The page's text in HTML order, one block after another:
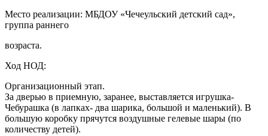
Место реализации: МБДОУ «Чечеульский детский сад»,
группа раннего
возраста.
Ход НОД:
Организационный этап.
За дверью в приемную, заранее, выставляется игрушка-
Чебурашка (в лапках- два шарика, большой и маленький). В
большую коробку прячутся воздушные гелевые шары (по
количеству детей).